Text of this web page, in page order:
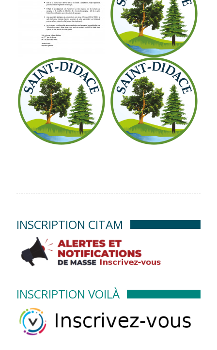
INSCRIPTION CITAM
INSCRIPTION VOILÀ